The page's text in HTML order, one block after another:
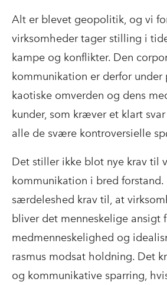
Alt er blevet geopolitik, og vi
virksomheder tager stilling i
kampe og konflikter. Den
kommunikation er derfor under
kaotiske omverden og dens
kunder, som kræver et klart
alle de svære kontroversielle
Det stiller ikke blot nye krav til
kommunikation i bred
særdeleshed krav til, at
bliver det menneskelige ansigt
medmenneskelighed og
rasmus modsat holdning. Det
og kommunikative sparring,